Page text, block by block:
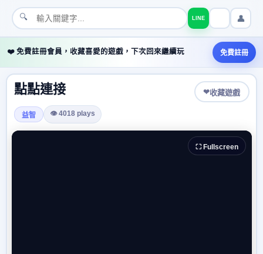
🔍 LINE 👤
❤️ 免費註冊會員，收藏喜愛的遊戲，下次回來繼續玩 免費註冊
點點連接 ❤收藏遊戲
益智 👁 4018 plays
⛶ Fullscreen